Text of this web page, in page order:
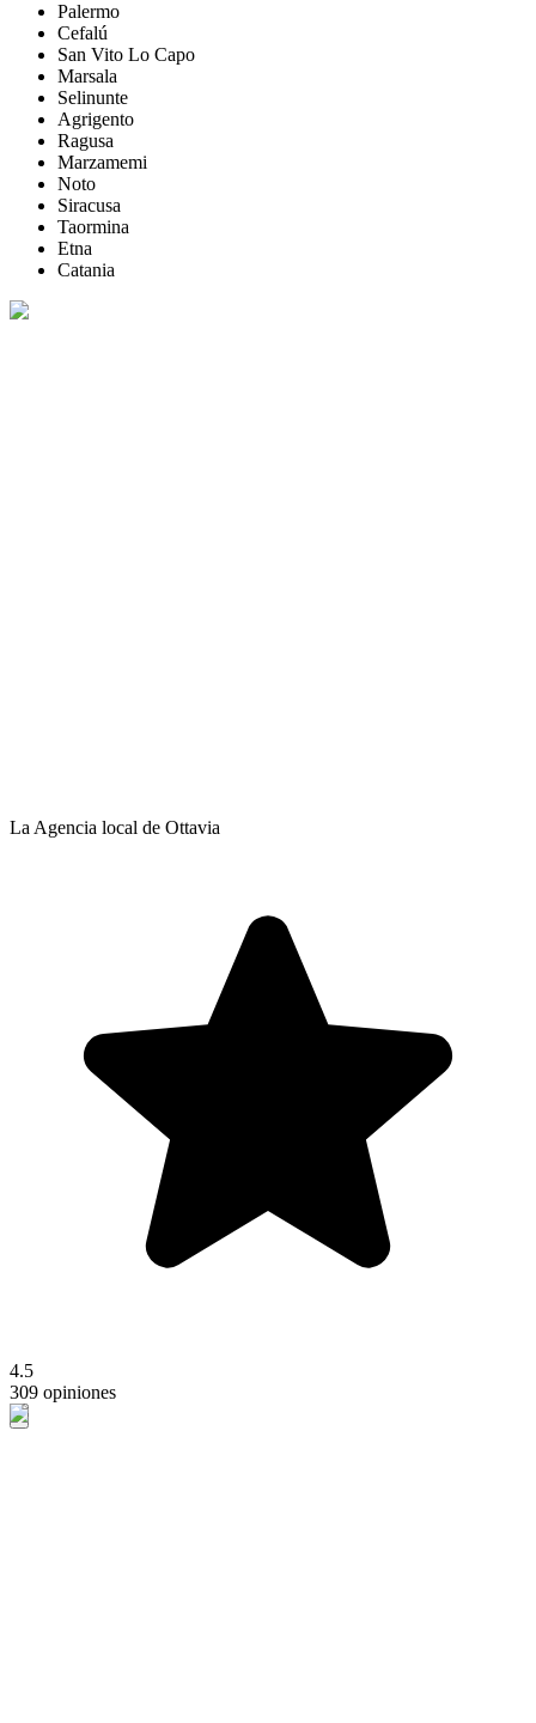
Palermo
Cefalú
San Vito Lo Capo
Marsala
Selinunte
Agrigento
Ragusa
Marzamemi
Noto
Siracusa
Taormina
Etna
Catania
La Agencia local de Ottavia
4.5
309 opiniones